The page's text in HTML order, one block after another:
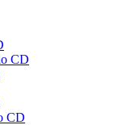
CD
CD